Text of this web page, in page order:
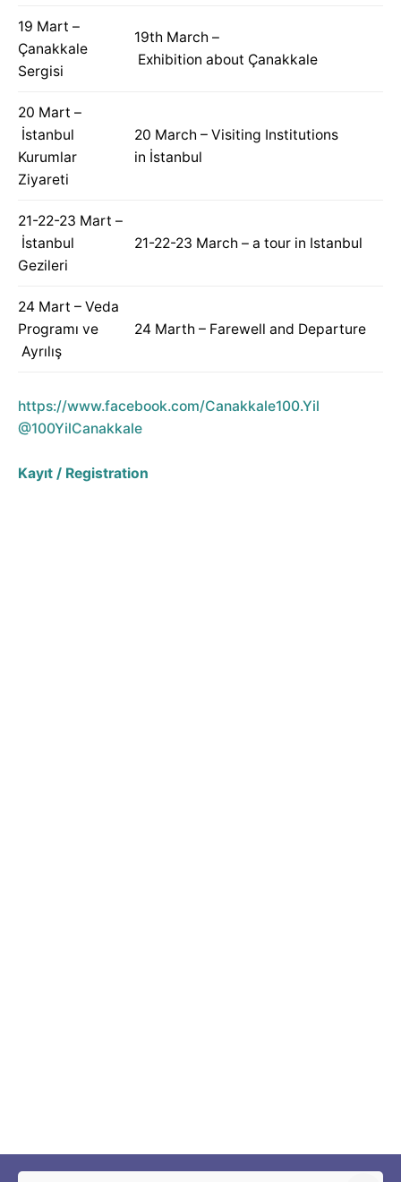
19 Mart –
Çanakkale
Sergisi
19th March –
Exhibition about Çanakkale
20 Mart –
İstanbul
Kurumlar
Ziyareti
20 March – Visiting Institutions
in İstanbul
21-22-23 Mart –
İstanbul
Gezileri
21-22-23 March – a tour in Istanbul
24 Mart – Veda
Programı ve
Ayrılış
24 Marth – Farewell and Departure
https://www.facebook.com/Canakkale100.Yil
@100YilCanakkale
Kayıt / Registration